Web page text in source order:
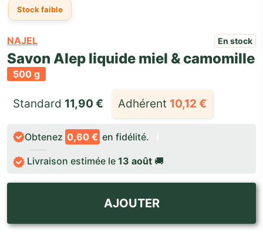
Stock faible
NAJEL En stock
Savon Alep liquide miel & camomille
500 g
Standard 11,90 € Adhérent 10,12 €
Obtenez 0,60 € en fidélité.
Livraison estimée le 13 août 🚚
AJOUTER